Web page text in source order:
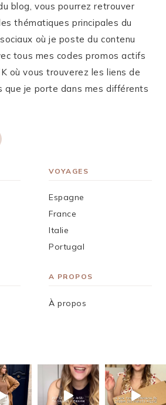
blog, vous pourrez retrouver
thématiques principales du
où je poste du contenu
tous mes codes promos actifs
où vous trouverez les liens de
que je porte dans mes différents
VOYAGES
Espagne
France
Italie
Portugal
A PROPOS
À propos